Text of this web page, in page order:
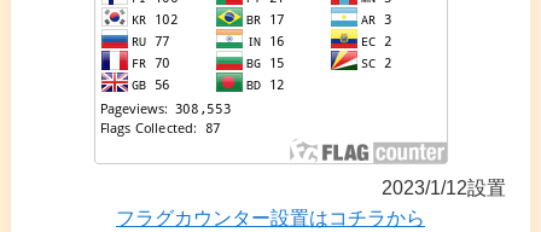
2023/1/12設置
フラグカウンター設置はコチラから